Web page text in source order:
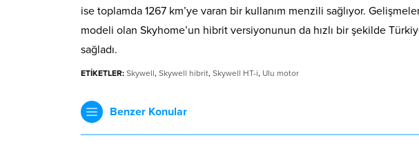
ise toplamda 1267 km’ye varan bir kullanım menzili sağlıyor.
modeli olan Skyhome’un hibrit versiyonunun da hızlı bir şekilde
sağladı.
ETİKETLER: Skywell, Skywell hibrit, Skywell HT-i, Ulu motor
Benzer Konular